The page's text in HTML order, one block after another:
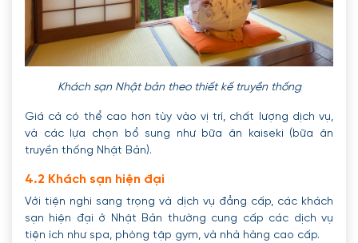
Khách sạn Nhật bản theo thiết kế truyền thống
Giá cả có thể cao hơn tùy vào vị trí, chất lượng dịch vụ,
và các lựa chọn bổ sung như bữa ăn kaiseki (bữa ăn
truyền thống Nhật Bản).
4.2 Khách sạn hiện đại
Với tiện nghi sang trọng và dịch vụ đẳng cấp, các khách
sạn hiện đại ở Nhật Bản thường cung cấp các dịch vụ
tiện ích như spa, phòng tập gym, và nhà hàng cao cấp.